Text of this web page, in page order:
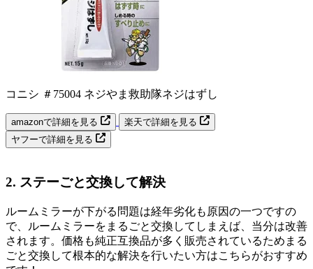
コニシ ＃75004 ネジやま救助隊ネジはずし
amazonで詳細を見る
楽天で詳細を見る
ヤフーで詳細を見る
2. ステーごと交換して解決
ルームミラーが下がる問題は経年劣化も原因の一つですの
で、ルームミラーをまるごと交換してしまえば、当分は改善
されます。価格も純正互換品が多く販売されているためまる
ごと交換して根本的な解決を行いたい方はこちらがおすすめ